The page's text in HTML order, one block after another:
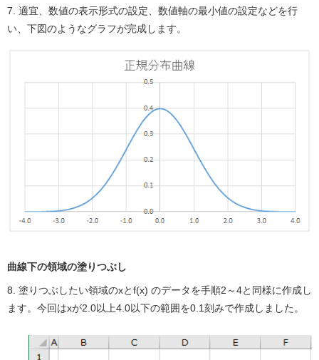
7. 適宜、数値の表示形式の設定、数値軸の最小値の設定などを行
い、下図のようなグラフが完成します。
曲線下の領域の塗りつぶし
8. 塗りつぶしたい領域のxとf(x) のデータを手順2～4と同様に作成し
ます。今回はxが2.0以上4.0以下の範囲を0.1刻みで作成しました。